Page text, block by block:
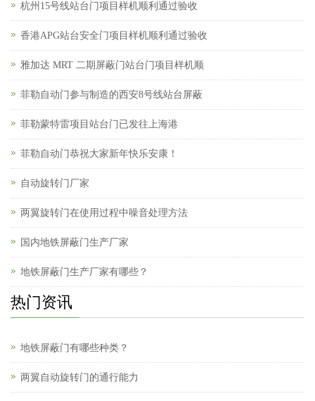
杭州15号线站台门项目样机顺利通过验收
香港APG站台安全门项目样机顺利通过验收
雅加达 MRT 二期屏蔽门站台门项目样机顺
菲勒自动门参与制造的西安8号线站台屏蔽
菲勒蒙特雷项目站台门已发往上海港
菲勒自动门恭祝大家新年快乐安康！
自动旋转门厂家
两翼旋转门在使用过程中噪音处理方法
国内地铁屏蔽门生产厂家
地铁屏蔽门生产厂家有哪些？
热门资讯
地铁屏蔽门有哪些种类？
两翼自动旋转门的通行能力